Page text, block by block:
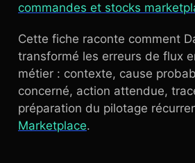
commandes et stocks
Cette fiche raconte comment
transformé les erreurs de flux
métier : contexte, cause
concerné, action attendue,
préparation du pilotage
Marketplace.